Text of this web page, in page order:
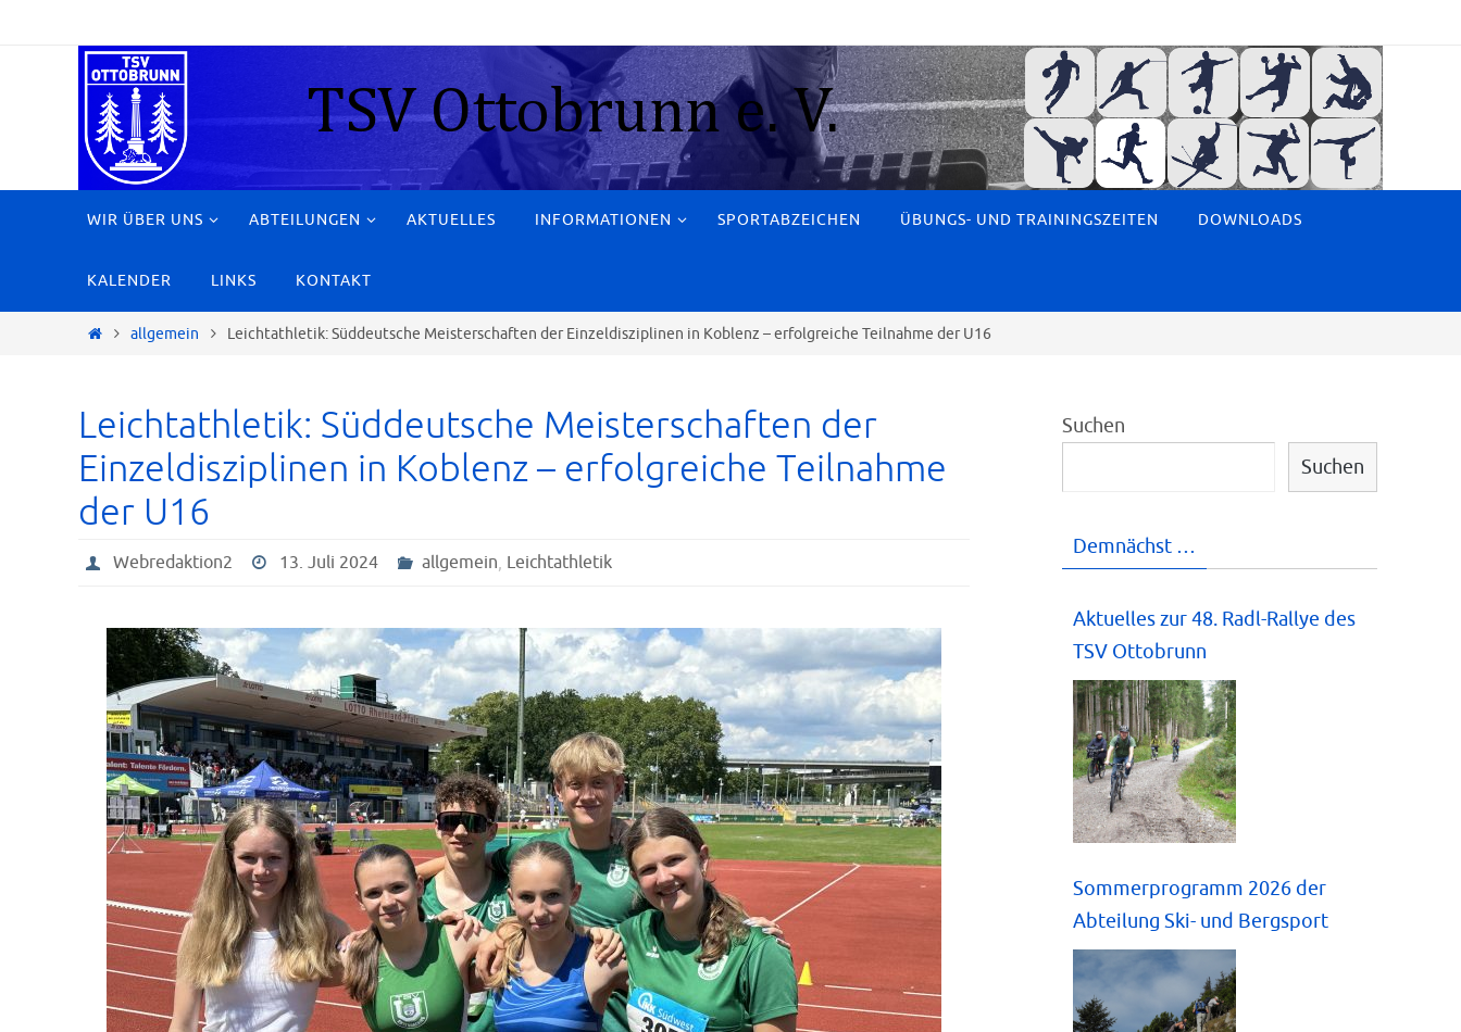
WIR ÜBER UNS ABTEILUNGEN AKTUELLES INFORMATIONEN SPORTABZEICHEN ÜBUNGS- UND TRAININGSZEITEN DOWNLOADS
KALENDER LINKS KONTAKT
Startallgemein Leichtathletik: Süddeutsche Meisterschaften der Einzeldisziplinen in Koblenz – erfolgreiche Teilnahme der U16
Leichtathletik: Süddeutsche Meisterschaften der
Einzeldisziplinen in Koblenz – erfolgreiche Teilnahme
der U16
Webredaktion2 13. Juli 2024 allgemein, Leichtathletik
Suchen
Suchen
Demnächst …
Aktuelles zur 48. Radl-Rallye des
TSV Ottobrunn
Sommerprogramm 2026 der
Abteilung Ski- und Bergsport